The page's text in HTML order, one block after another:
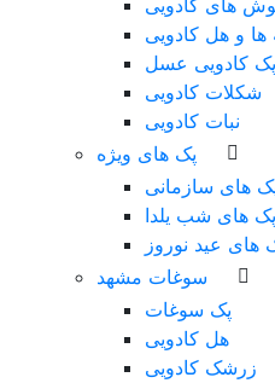
های کادویی
ها و هل کادویی
پک کادویی عسل
شکلات کادویی
نبات کادویی
پک های ویژه
های سازمانی
پک های شب یلدا
های عید نوروز
سوغات مشهد
پک سوغات
هل کادویی
زرشک کادویی